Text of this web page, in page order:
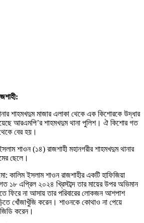
শাহমখদুম মাজার এলাকা থেকে এক কিশোরকে উদ্ধার
আরএমপি’র শাহমখদুম থানা পুলিশ। ঐ কিশোর গত
বের হয়।
শাওন (১৪) রাজশাহী মহানগরীর শাহমখদুম থানার
ছেলে।
কালিম ইসলাম শাওন রাজশাহীর একটি হাফিজিয়া
১৮ এপ্রিল ২০২৪ খ্রিস্টাব্দ তার মায়ের উপর অভিমান
ফিরে না আসায় তার পরিবারের লোকজন আশপাশ
খোঁজাখুঁজি করেন। শাওনকে কোথাও না পেয়ে
করেন।